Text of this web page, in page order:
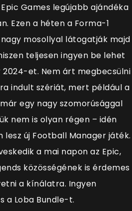
Games legújabb ajándéka
Ezen a héten a Forma-1
mosollyal látogatják majd
teljesen ingyen be lehet
2024-et. Nem árt megbecsülni
indult szériát, mert például a
egy nagy szomorúsággal
nem is olyan régen – idén
lesz új Football Manager játék.
a mai napon az Epic,
közösségének is érdemes
a kínálatra. Ingyen
a Loba Bundle-t.